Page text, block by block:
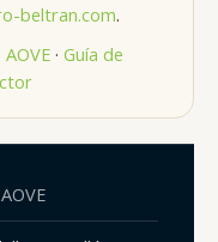
beltran.com.
· Guía de